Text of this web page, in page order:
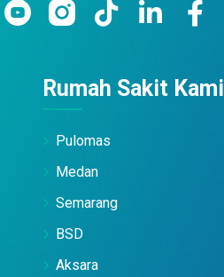
Rumah Sakit Kami
Pulomas
Medan
Semarang
BSD
Aksara